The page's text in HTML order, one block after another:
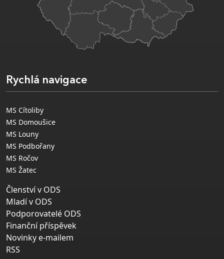
Rychlá navigace
MS Cítoliby
MS Domoušice
MS Louny
MS Podbořany
MS Ročov
MS Žatec
Členství v ODS
Mladí v ODS
Podporovatelé ODS
Finanční příspěvek
Novinky e-mailem
RSS